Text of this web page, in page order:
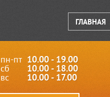
ГЛАВНАЯ
пн-пт 10.00 - 19.00
сб 10.00 - 18.00
вс 10.00 - 17.00